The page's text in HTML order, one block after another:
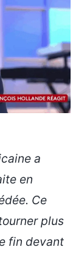
a
en
Ce
plus
fin devant